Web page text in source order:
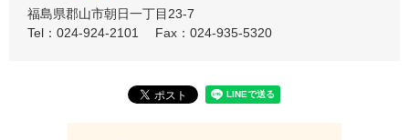
福島県郡山市朝日一丁目23-7
Tel：024-924-2101
Fax：024-935-5320